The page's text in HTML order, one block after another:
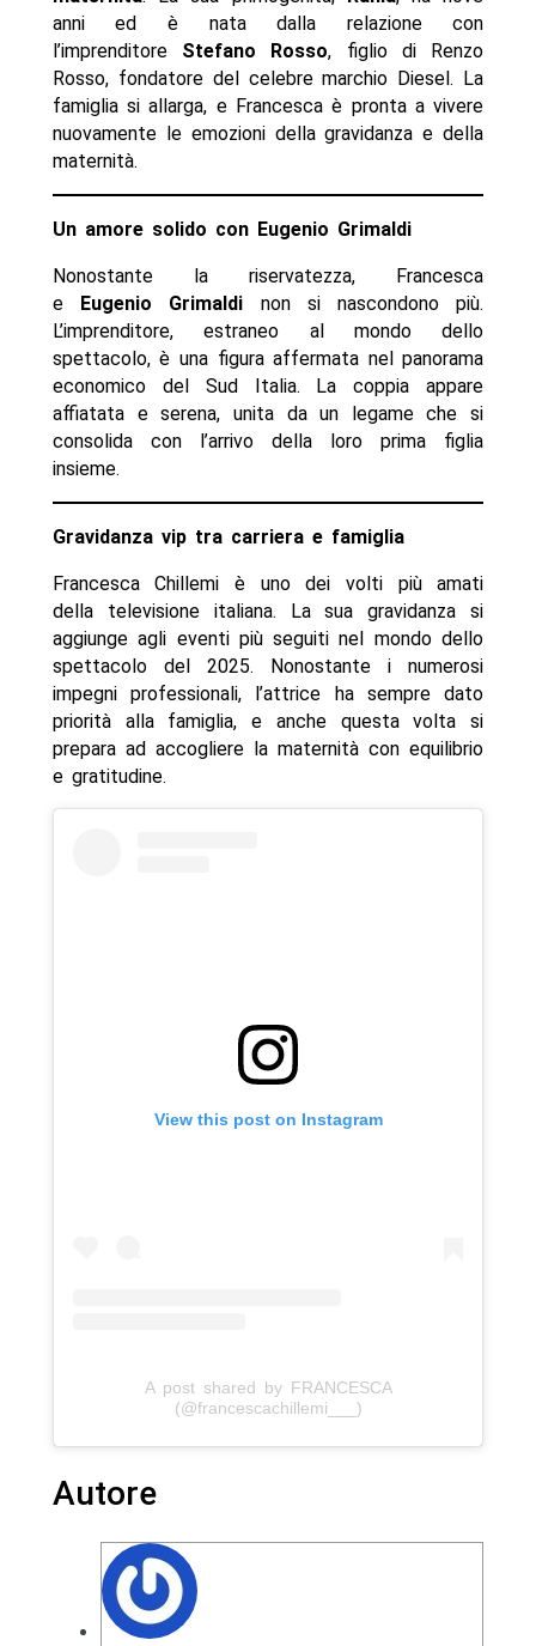
anni ed è nata dalla relazione con
l’imprenditore Stefano Rosso, figlio di Renzo
Rosso, fondatore del celebre marchio Diesel. La
famiglia si allarga, e Francesca è pronta a vivere
nuovamente le emozioni della gravidanza e della
maternità.
Un amore solido con Eugenio Grimaldi
Nonostante la riservatezza, Francesca
e Eugenio Grimaldi non si nascondono più.
L’imprenditore, estraneo al mondo dello
spettacolo, è una figura affermata nel panorama
economico del Sud Italia. La coppia appare
affiatata e serena, unita da un legame che si
consolida con l’arrivo della loro prima figlia
insieme.
Gravidanza vip tra carriera e famiglia
Francesca Chillemi è uno dei volti più amati
della televisione italiana. La sua gravidanza si
aggiunge agli eventi più seguiti nel mondo dello
spettacolo del 2025. Nonostante i numerosi
impegni professionali, l’attrice ha sempre dato
priorità alla famiglia, e anche questa volta si
prepara ad accogliere la maternità con equilibrio
e gratitudine.
View this post on Instagram
A post shared by FRANCESCA
(@francescachillemi___)
Autore